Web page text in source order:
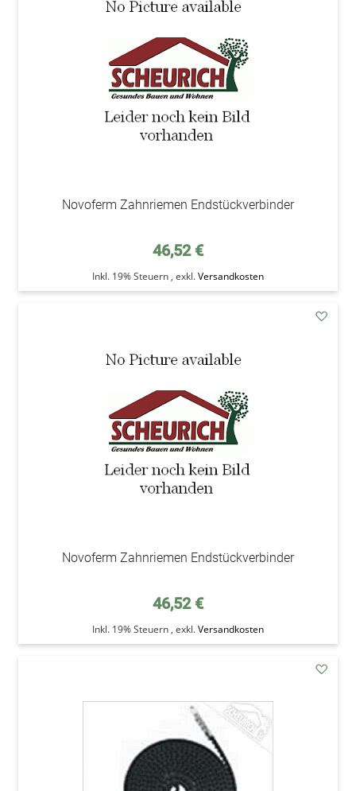
Novoferm Zahnriemen Endstückverbinder
46,52 €
Inkl. 19% Steuern , exkl.Versandkosten
Novoferm Zahnriemen Endstückverbinder
46,52 €
Inkl. 19% Steuern , exkl.Versandkosten